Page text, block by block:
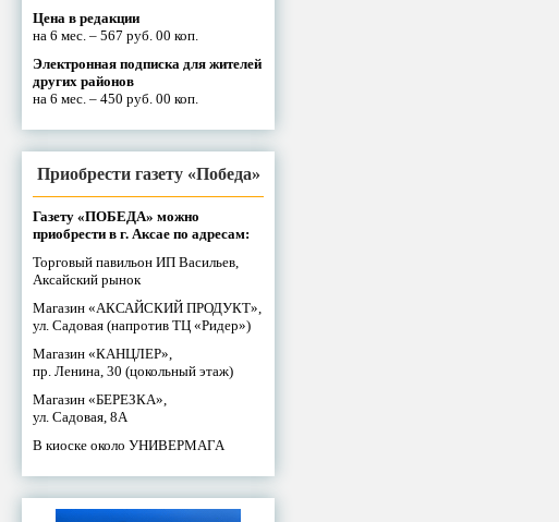
Цена в редакции
на 6 мес. – 567 руб. 00 коп.
Электронная подписка для жителей
других районов
на 6 мес. – 450 руб. 00 коп.
Приобрести газету «Победа»
Газету «ПОБЕДА» можно
приобрести в г. Аксае по адресам:
Торговый павильон ИП Васильев,
Аксайский рынок
Магазин «АКСАЙСКИЙ ПРОДУКТ»,
ул. Садовая (напротив ТЦ «Ридер»)
Магазин «КАНЦЛЕР»,
пр. Ленина, 30 (цокольный этаж)
Магазин «БЕРЕЗКА»,
ул. Садовая, 8А
В киоске около УНИВЕРМАГА